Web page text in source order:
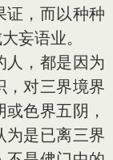
证，而以种种
妄语业。
，都是因为
，对三界境界
色界五阴，
为是已离三界